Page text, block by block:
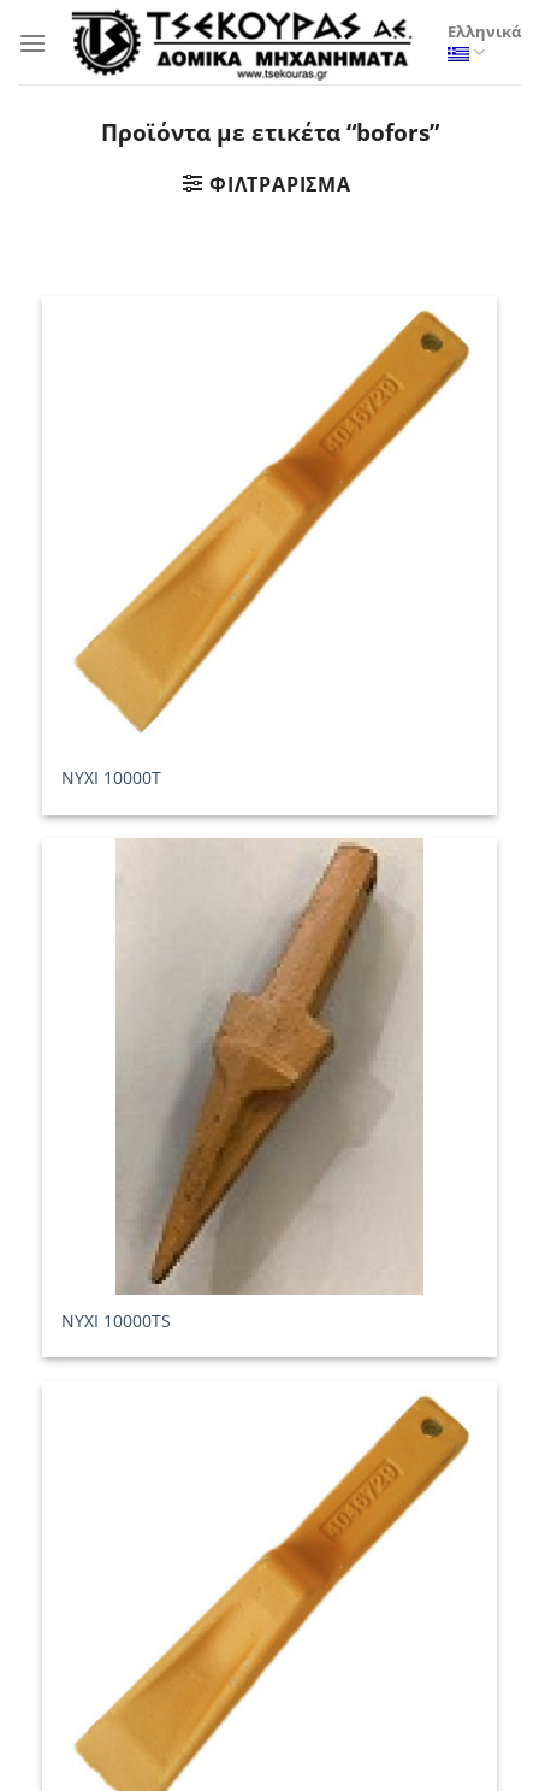
Μετάβαση
στο
περιεχόμενο
Ελληνικά
Προϊόντα με ετικέτα “bofors”
ΦΙΛΤΡΆΡΙΣΜΑ
ΝΥΧΙ 10000T
ΝΥΧΙ 10000TS